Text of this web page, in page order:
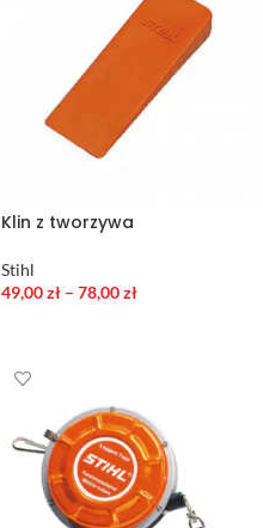
Klin z tworzywa
Stihl
49,00zł – 78,00zł